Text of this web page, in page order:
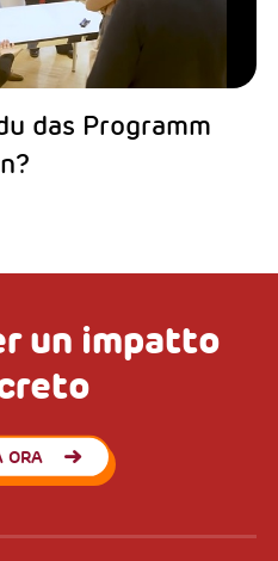
das Programm
un impatto
ORA